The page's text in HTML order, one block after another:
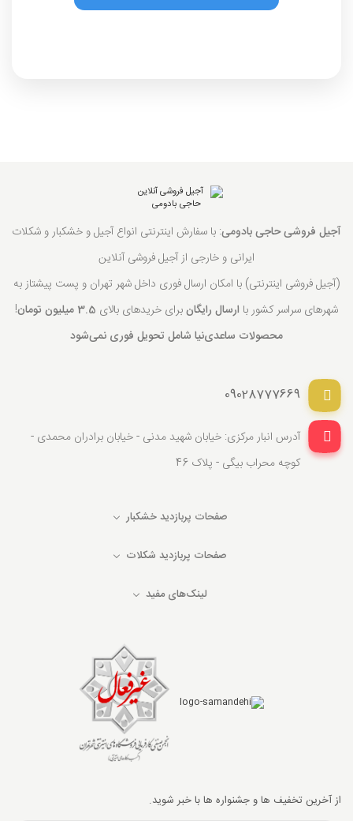
آجیل فروشی حاجی بادومی: با سفارش اینترنتی انواع آجیل و خشکبار و شکلات
ایرانی و خارجی از آجیل فروشی آنلاین
(آجیل فروشی اینترنتی) با امکان ارسال فوری داخل شهر تهران و پست پیشتاز به
شهرهای سراسر کشور با ارسال رایگانبرای خریدهای بالای 3.5 میلیون تومان
!
محصولات ساعدی‌نیا شامل تحویل فوری نمی‌شود
09028777669
آدرس انبار مرکزی: خیابان شهید مدنی - خیابان برادران محمدی -
کوچه محراب بیگی - پلاک 46
صفحات پربازدید خشکبار
صفحات پربازدید شکلات
لینک‌های مفید
از آخرین تخفیف ها و جشنواره ها با خبر شوید.